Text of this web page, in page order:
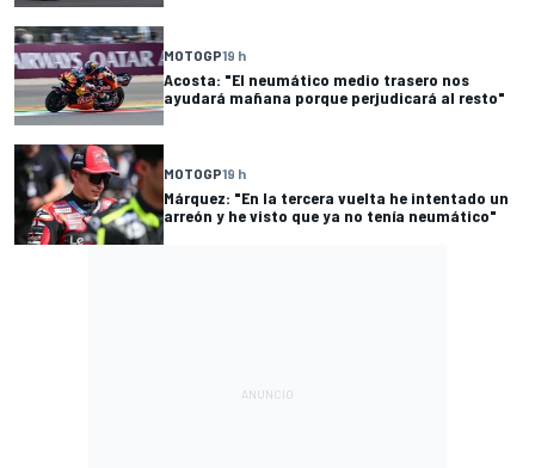
MOTOGP19 h
Acosta: "El neumático medio trasero nos
ayudará mañana porque perjudicará al resto"
MOTOGP19 h
Márquez: "En la tercera vuelta he intentado un
arreón y he visto que ya no tenía neumático"